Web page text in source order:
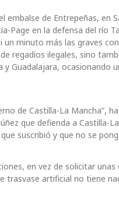
embalse de Entrepeñas, en
Page en la defensa del río
minuto más las graves
regadíos ilegales, sino
Guadalajara, ocasionando
de Castilla-La Mancha”,
que defienda a Castilla-
suscribió y que no se
en vez de solicitar
trasvase artificial no tiene